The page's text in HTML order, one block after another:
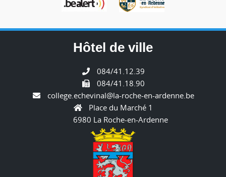
Hôtel de ville
084/41.12.39
084/41.18.90
college.echevinal@la-roche-en-ardenne.be
Place du Marché 1
6980 La Roche-en-Ardenne